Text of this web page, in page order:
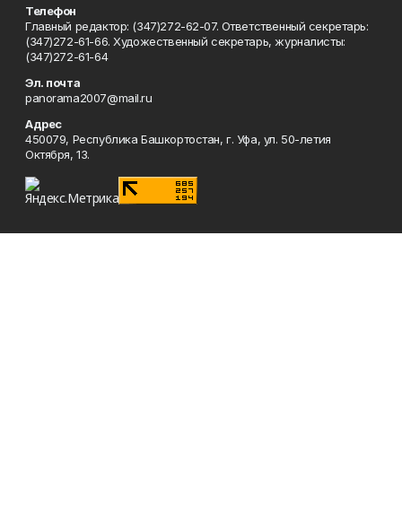
Телефон
Главный редактор: (347)272-62-07. Ответственный секретарь:
(347)272-61-66. Художественный секретарь, журналисты:
(347)272-61-64
Эл. почта
panorama2007@mail.ru
Адрес
450079, Республика Башкортостан, г. Уфа, ул. 50-летия
Октября, 13.